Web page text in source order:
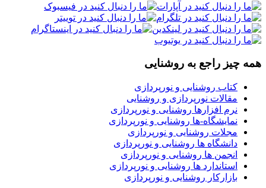
راجع به روشنایی
روشنایی و نورپردازی
نورپردازی و روشنایی
افزارها روشنایی و نورپردازی
ها روشنایی و نورپردازی
روشنایی و نورپردازی
ها روشنایی و نورپردازی
ها روشنایی و نورپردازی
ها روشنایی و نورپردازی
روشنایی و نورپردازی